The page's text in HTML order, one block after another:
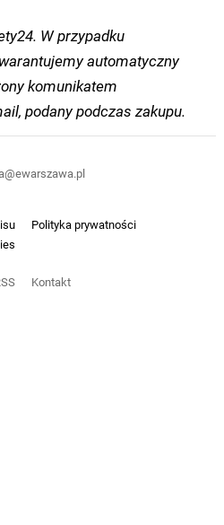
W przypadku
automatyczny
komunikatem
podany podczas zakupu.
Polityka prywatności
Kontakt